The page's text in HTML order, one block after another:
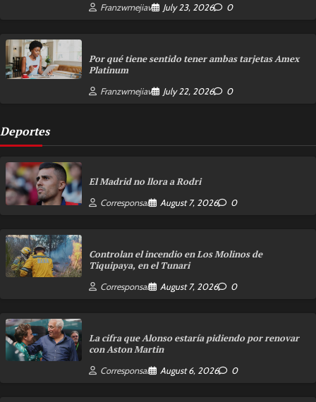
Franzwmejiav July 23, 2026 0
Por qué tiene sentido tener ambas tarjetas Amex
Platinum
Franzwmejiav July 22, 2026 0
Deportes
El Madrid no llora a Rodri
Corresponsal August 7, 2026 0
Controlan el incendio en Los Molinos de
Tiquipaya, en el Tunari
Corresponsal August 7, 2026 0
La cifra que Alonso estaría pidiendo por renovar
con Aston Martin
Corresponsal August 6, 2026 0